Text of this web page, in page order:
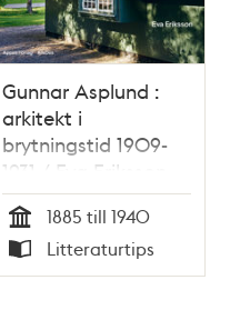
Gunnar Asplund :
arkitekt i
brytningstid 1909-
1931 / Eva Eriksson
Tid
1885 till 1940
Typ
Litteraturtips